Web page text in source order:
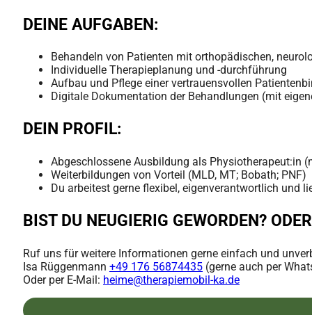
DEINE AUFGABEN:
Behandeln von Patienten mit orthopädischen,
Individuelle Therapieplanung und -durchführung
Aufbau und Pflege einer vertrauensvollen
Digitale Dokumentation der Behandlungen (mit
DEIN PROFIL:
Abgeschlossene Ausbildung als Physiotherapeut:in
Weiterbildungen von Vorteil (MLD, MT; Bobath; PNF)
Du arbeitest gerne flexibel, eigenverantwortlich und
BIST DU NEUGIERIG GEWORDEN?
Ruf uns für weitere Informationen gerne einfach und
Isa Rüggenmann +49 176 56874435 (gerne auch per
Oder per E-Mail: heime@therapiemobil-ka.de